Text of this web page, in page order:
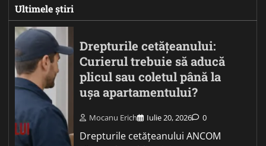
Ultimele știri
Drepturile cetățeanului:
Curierul trebuie să aducă
plicul sau coletul până la
ușa apartamentului?
Mocanu Erich Iulie 20, 2026 0
Drepturile cetățeanului ANCOM